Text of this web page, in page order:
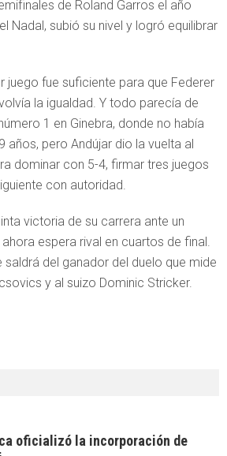
de Roland Garros el año
Nadal, subió su nivel y logró equilibrar
juego fue suficiente para que Federer
la igualdad. Y todo parecía de
1 en Ginebra, donde no había
años, pero Andújar dio la vuelta al
dominar con 5-4, firmar tres juegos
con autoridad.
victoria de su carrera ante un
ahora espera rival en cuartos de final.
del ganador del duelo que mide
y al suizo Dominic Stricker.
oficializó la incorporación de